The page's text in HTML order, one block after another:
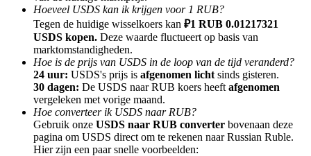
BTC Welcome Rewards
Hoeveel USDS kan ik krijgen voor 1 RUB?
Tegen de huidige wisselkoers kan ₽1 RUB 0.01217321
USDS kopen. Deze waarde fluctueert op basis van
marktomstandigheden.
Hoe is de prijs van USDS in de loop van de tijd veranderd?
24 uur: USDS's prijs is afgenomen licht sinds gisteren.
30 dagen: De USDS naar RUB koers heeft afgenomen
vergeleken met vorige maand.
Hoe converteer ik USDS naar RUB?
Gebruik onze USDS naar RUB converter bovenaan deze
pagina om USDS direct om te rekenen naar Russian Ruble.
Hier zijn een paar snelle voorbeelden: